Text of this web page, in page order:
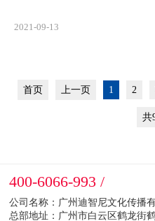
2021-09-13
首页 上一页 1 2
共
400-6066-993 /
公司名称：广州迪智尼文化传播
总部地址：广州市白云区鹤龙街